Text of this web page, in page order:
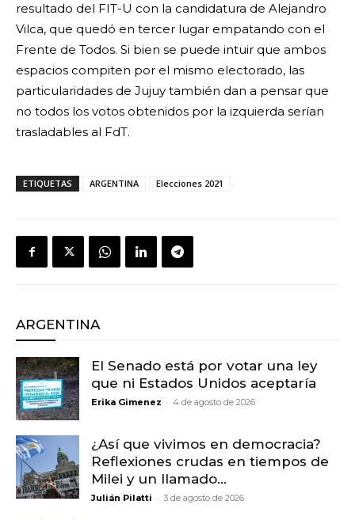
resultado del FIT-U con la candidatura de Alejandro
Vilca, que quedó en tercer lugar empatando con el
Frente de Todos. Si bien se puede intuir que ambos
espacios compiten por el mismo electorado, las
particularidades de Jujuy también dan a pensar que
no todos los votos obtenidos por la izquierda serían
trasladables al FdT.
ETIQUETAS ARGENTINA Elecciones 2021
ARGENTINA
El Senado está por votar una ley
que ni Estados Unidos aceptaría
Erika Gimenez - 4 de agosto de 2026
¿Así que vivimos en democracia?
Reflexiones crudas en tiempos de
Milei y un llamado...
Julián Pilatti - 3 de agosto de 2026